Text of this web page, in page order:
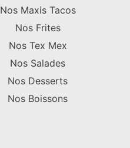
Nos Maxis Tacos
Nos Frites
Nos Tex Mex
Nos Salades
Nos Desserts
Nos Boissons